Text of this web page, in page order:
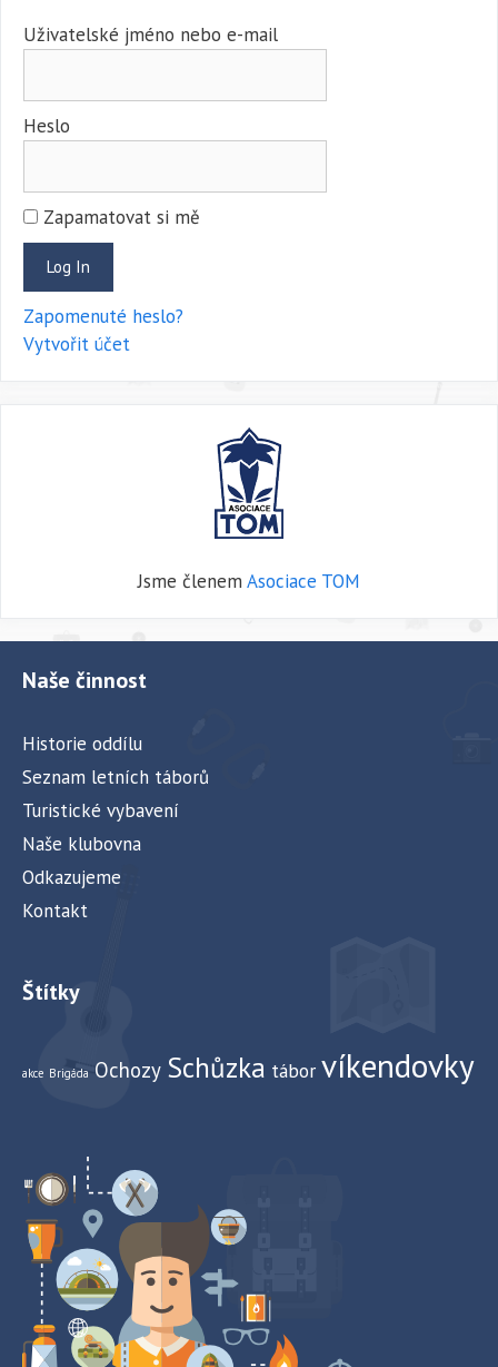
Uživatelské jméno nebo e-mail
Heslo
Zapamatovat si mě
Zapomenuté heslo?
Vytvořit účet
Jsme členem Asociace TOM
Naše činnost
Historie oddílu
Seznam letních táborů
Turistické vybavení
Naše klubovna
Odkazujeme
Kontakt
Štítky
akce Brigáda Ochozy Schůzka tábor víkendovky